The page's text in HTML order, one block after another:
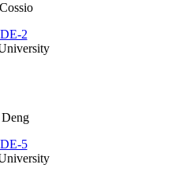
DE-2
DE-5